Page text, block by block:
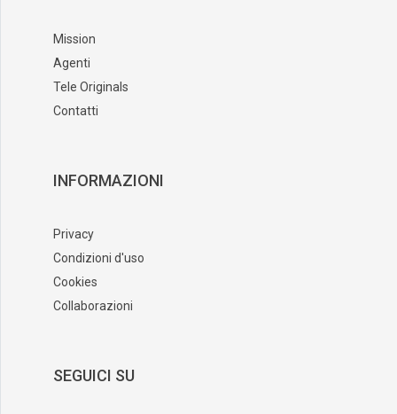
Mission
Agenti
Tele Originals
Contatti
INFORMAZIONI
Privacy
Condizioni d'uso
Cookies
Collaborazioni
SEGUICI SU